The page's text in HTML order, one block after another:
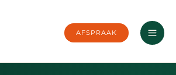
AFSPRAAK